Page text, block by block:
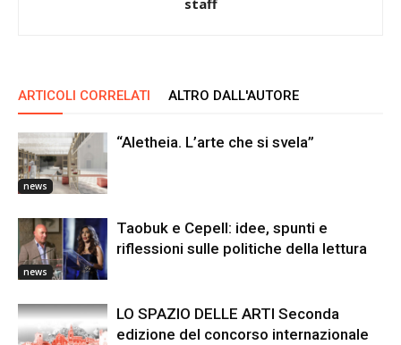
staff
ARTICOLI CORRELATI ALTRO DALL'AUTORE
news
“Aletheia. L’arte che si svela”
news
Taobuk e Cepell: idee, spunti e
riflessioni sulle politiche della lettura
LO SPAZIO DELLE ARTI Seconda
edizione del concorso internazionale